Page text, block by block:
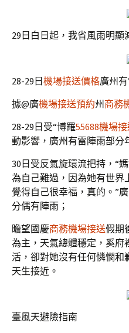
29日白日起，我省風雨明顯
28-29日 機場接送價格廣州
據@廣機場接送預約州 商務
28-29日受“博羅55688機場
動影響，廣州有雷陣雨部分
30日受反氣旋環流把持，“
為自己難過，因為她有世界
覺得自己很幸福，真的。”
分偶有陣雨；
瞻望國慶商務機場接送假期
為主，天氣總體穩定，奚府
活，卻對她沒有任何憐憫和
天生接近。
臺風天避險指南